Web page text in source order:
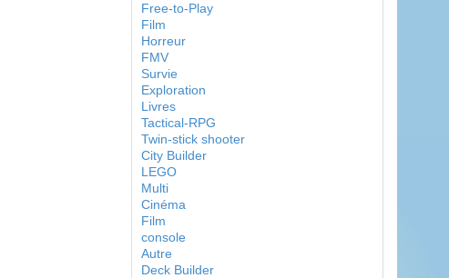
Free-to-Play
Film
Horreur
FMV
Survie
Exploration
Livres
Tactical-RPG
Twin-stick shooter
City Builder
LEGO
Multi
Cinéma
Film
console
Autre
Deck Builder